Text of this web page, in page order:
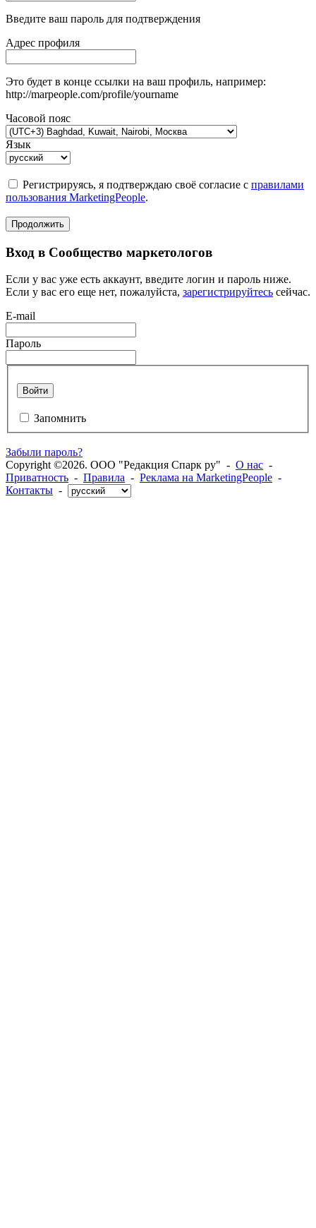
Введите ваш пароль для подтверждения
Адрес профиля
Это будет в конце ссылки на ваш профиль, например:
http://marpeople.com/profile/yourname
Часовой пояс
Язык
Регистрируясь, я подтверждаю своё согласие с правилами
пользования MarketingPeople.
Продолжить
Вход в Сообщество маркетологов
Если у вас уже есть аккаунт, введите логин и пароль ниже.
Если у вас его еще нет, пожалуйста, зарегистрируйтесь сейчас.
E-mail
Пароль
Войти
Запомнить
Забыли пароль?
Copyright ©2026. ООО "Редакция Спарк ру" - О нас -
Приватность - Правила - Реклама на MarketingPeople -
Контакты -